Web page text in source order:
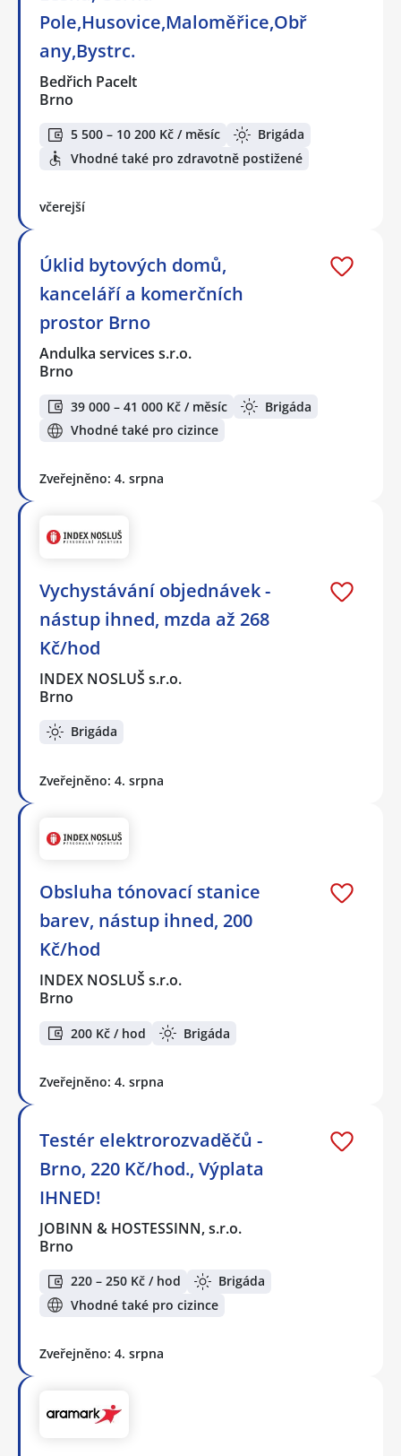
Pole,Husovice,Maloměřice,Obř
any,Bystrc.
Bedřich Pacelt
Brno
5 500 – 10 200 Kč / měsíc
Brigáda
Vhodné také pro zdravotně postižené
včerejší
Úklid bytových domů,
kanceláří a komerčních
prostor Brno
Andulka services s.r.o.
Brno
39 000 – 41 000 Kč / měsíc
Brigáda
Vhodné také pro cizince
Zveřejněno: 4. srpna
Vychystávání objednávek -
nástup ihned, mzda až 268
Kč/hod
INDEX NOSLUŠ s.r.o.
Brno
Brigáda
Zveřejněno: 4. srpna
Obsluha tónovací stanice
barev, nástup ihned, 200
Kč/hod
INDEX NOSLUŠ s.r.o.
Brno
200 Kč / hod Brigáda
Zveřejněno: 4. srpna
Testér elektrorozvaděčů -
Brno, 220 Kč/hod., Výplata
IHNED!
JOBINN & HOSTESSINN, s.r.o.
Brno
220 – 250 Kč / hod
Brigáda
Vhodné také pro cizince
Zveřejněno: 4. srpna